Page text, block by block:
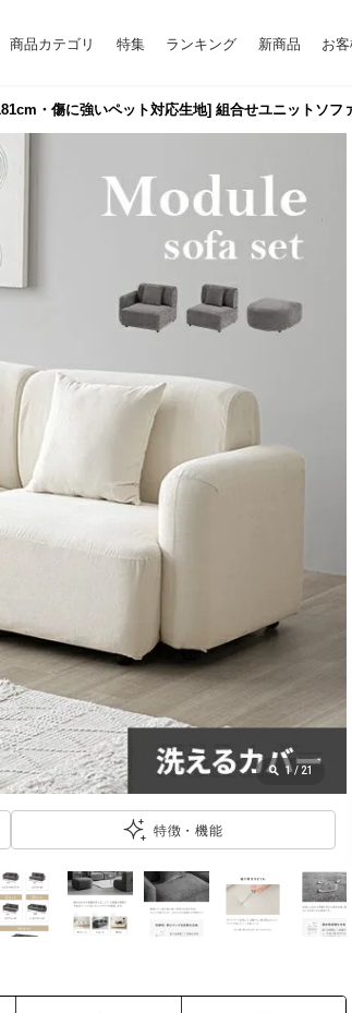
商品カテゴリ 特集 ランキング 新商品 お
・傷に強いペット対応生地] 組合せユニットソフ
1/ 21
特徴・機能